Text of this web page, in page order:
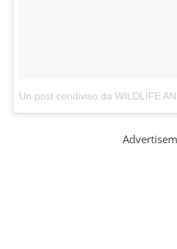
Un post condiviso da WILDLIFE